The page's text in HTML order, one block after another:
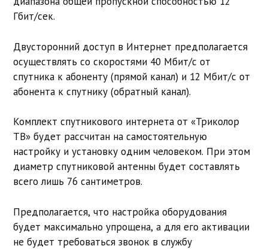
Гбит/сек.
Двусторонний доступ в Интернет предполагается
осуществлять со скоростями 40 Мбит/с от
спутника к абоненту (прямой канал) и 12 Мбит/с от
абонента к спутнику (обратный канал).
Комплект спутникового интернета от «Триколор
ТВ» будет рассчитан на самостоятельную
настройку и установку одним человеком. При этом
диаметр спутниковой антенны будет составлять
всего лишь 76 сантиметров.
Предполагается, что настройка оборудования
будет максимально упрощена, а для его активации
не будет требоваться звонок в службу